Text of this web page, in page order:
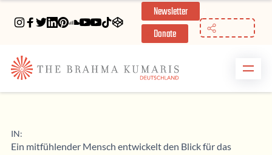
Newsletter
Donate
IN:
Ein mitfühlender Mensch entwickelt den Blick für das